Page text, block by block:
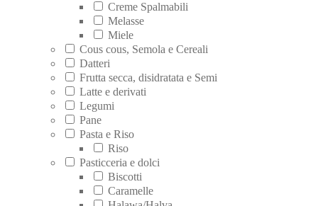
Creme Spalmabili
Melasse
Miele
Cous cous, Semola e Cereali
Datteri
Frutta secca, disidratata e Semi
Latte e derivati
Legumi
Pane
Pasta e Riso
Riso
Pasticceria e dolci
Biscotti
Caramelle